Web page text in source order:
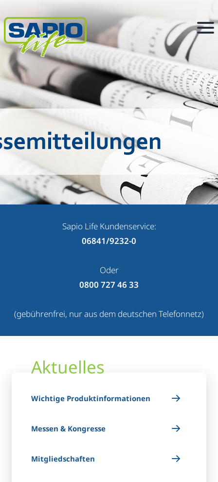
Sapio Life Kundenservice:
06841/9232-0
Oder
0800 727 46 33
(gebührenfrei, nur aus dem deutschen Telefonnetz)
Aktuelles
Wichtige Produktinformationen
Messen & Kongresse
Mitgliedschaften